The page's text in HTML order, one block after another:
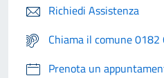
Richiedi Assistenza
Chiama il comune 0182
Prenota un